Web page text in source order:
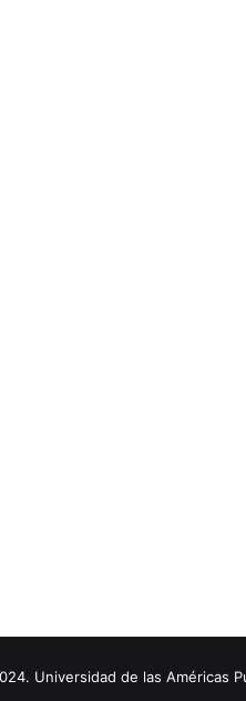
Universidad de las Américas